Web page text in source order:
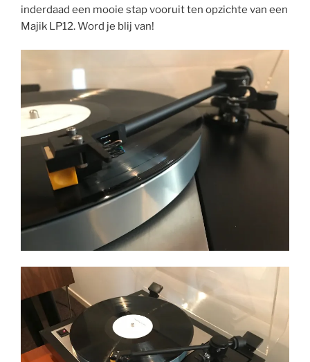
inderdaad een mooie stap vooruit ten opzichte van een
Majik LP12. Word je blij van!